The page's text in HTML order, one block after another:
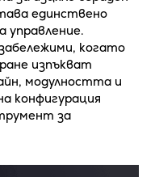
единствено
управление.
когато
изпъкват
модулността и
конфигурация
за